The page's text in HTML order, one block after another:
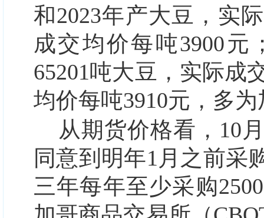
和2023年产大豆，实
成交均价每吨3900元
65201吨大豆，实际成
均价每吨3910元，多
从期货价格看，10
同意到明年1月之前采
三年每年至少采购